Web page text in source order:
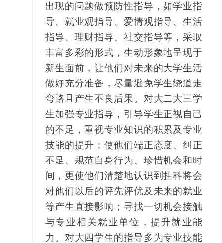
出现的问题做预防性指导，如学业指
导、就业观指导、爱情观指导、生活
指导、理财指导、社交指导等，采取
丰富多彩的形式，生动形象地呈现于
新生面前，让他们对未来的大学生活
做好充分准备，尽量避免学生绕道走
弯路且产生不良后果。对大二大三学
生加强专业指导，引导学生正视自己
的不足，重视专业知识的积累及专业
技能的提升；使他们端正态度、纠正
不足、规范自身行为、珍惜机会和时
间，更使他们清楚地认识到挂科将会
对他们以后的评先评优及未来的就业
等产生直接影响；寻找一切机会接触
与专业相关就业单位，提升就业能
力。对大四学生的指导多为专业技能